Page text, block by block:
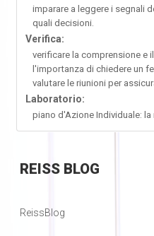
imparare a leggere i segnali
quali decisioni.
Verifica:
verificare la comprensione e
l'importanza di chiedere un
valutare le riunioni per
Laboratorio:
piano d'Azione Individuale:
REISSBLOG
ReissBlog